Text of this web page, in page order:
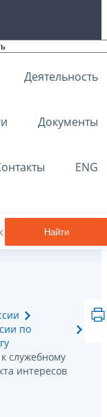
Деятельность
Документы
ENG
Найти
по
служебному
интересов